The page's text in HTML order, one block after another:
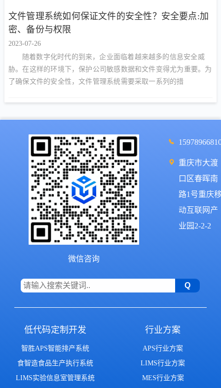
文件管理系统如何保证文件的安全性？安全要点:加
密、备份与权限
2023-07-26
随着数字化时代的到来，企业面临着越来越多的信息安全威
胁。在这样的环境下，保护公司敏感数据和文件变得尤为重要。为
了确保文件的安全性，文件管理系统需要采取一系列的措
微信咨询
重庆市大渡
口区春晖南
路1号重庆
动互联网产
业园2-2-2
低代码定制开发
智胜APS智能排产系统
食智造食品生产执行系统
LIMS实验信息室管理系统
行业方案
APS行业方案
LIMS行业方案
MES行业方案